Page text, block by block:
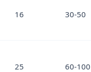
16 30-50
25 60-100